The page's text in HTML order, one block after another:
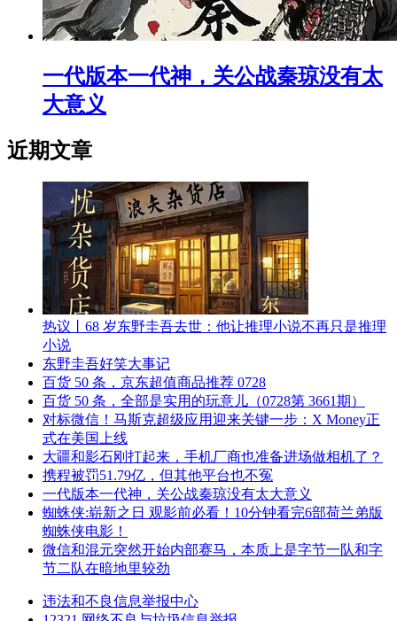
一代版本一代神，关公战秦琼没有太
大意义
近期文章
热议丨68 岁东野圭吾去世：他让推理小说不再只是推理
小说
东野圭吾好笑大事记
百货 50 条，京东超值商品推荐 0728
百货 50 条，全部是实用的玩意儿（0728第 3661期）
对标微信！马斯克超级应用迎来关键一步：X Money正
式在美国上线
大疆和影石刚打起来，手机厂商也准备进场做相机了？
携程被罚51.79亿，但其他平台也不冤
一代版本一代神，关公战秦琼没有太大意义
蜘蛛侠:崭新之日 观影前必看！10分钟看完6部荷兰弟版
蜘蛛侠电影！
微信和混元突然开始内部赛马，本质上是字节一队和字
节二队在暗地里较劲
违法和不良信息举报中心